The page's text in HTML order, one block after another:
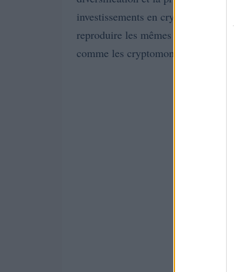
investissements en
reproduire les mêmes risques.
comme les cryptomonnaies,